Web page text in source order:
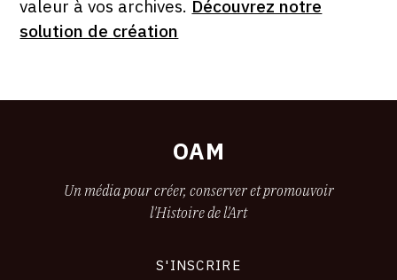
valeur à vos archives. Découvrez notre
solution de création
OAM
Un média pour créer, conserver et promouvoir
l'Histoire de l'Art
S'INSCRIRE